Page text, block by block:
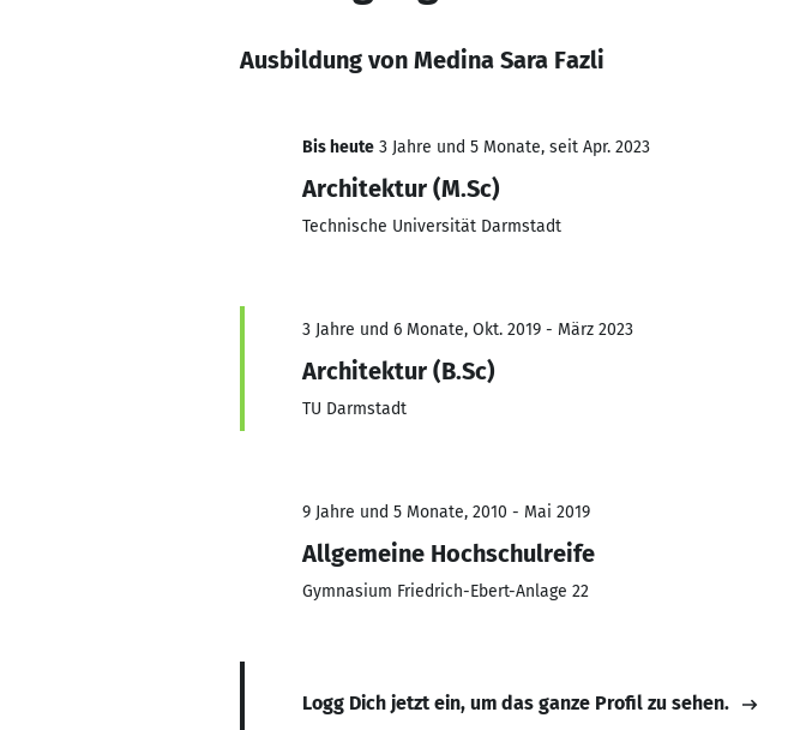
Ausbildung von Medina Sara Fazli
Bis heute 3 Jahre und 5 Monate, seit Apr. 2023
Architektur (M.Sc)
Technische Universität Darmstadt
3 Jahre und 6 Monate, Okt. 2019 - März 2023
Architektur (B.Sc)
TU Darmstadt
9 Jahre und 5 Monate, 2010 - Mai 2019
Allgemeine Hochschulreife
Gymnasium Friedrich-Ebert-Anlage 22
Logg Dich jetzt ein, um das ganze Profil zu sehen.